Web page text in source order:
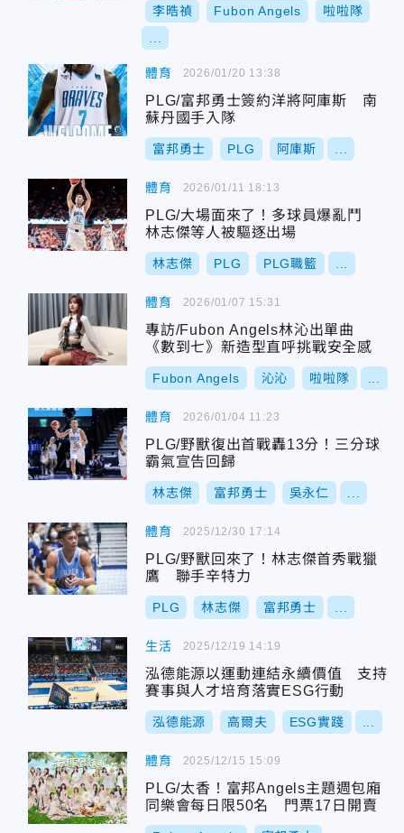
李晧禎 Fubon Angels 啦啦隊
體育
PLG/富邦勇士簽約洋將阿庫斯 南
蘇丹國手入隊
富邦勇士 PLG 阿庫斯
2026/01/20 13:38
體育
PLG/大場面來了！多球員爆亂鬥
林志傑等人被驅逐出場
林志傑 PLG PLG職籃
2026/01/11 18:13
體育
專訪/Fubon Angels林沁出單曲
《數到七》新造型直呼挑戰安全感
Fubon Angels 沁沁 啦啦隊
2026/01/07 15:31
體育
PLG/野獸復出首戰轟13分！三分球
霸氣宣告回歸
林志傑 富邦勇士 吳永仁
2026/01/04 11:23
體育
PLG/野獸回來了！林志傑首秀戰獵
鷹 聯手辛特力
PLG 林志傑 富邦勇士
2025/12/30 17:14
生活
泓德能源以運動連結永續價值 支持
賽事與人才培育落實ESG行動
泓德能源 高爾夫 ESG實踐
2025/12/19 14:19
體育
PLG/太香！富邦Angels主題週包廂
同樂會每日限50名 門票17日開賣
2025/12/15 15:09